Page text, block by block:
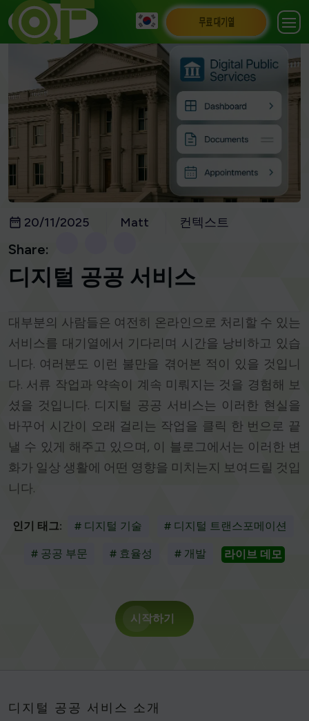
무료 대기열
20/11/2025 Matt 컨텍스트
Share:
디지털 공공 서비스
대부분의 사람들은 여전히 온라인으로 처리할 수 있는
서비스를 대기열에서 기다리며 시간을 낭비하고 있습
니다. 여러분도 이런 불만을 겪어본 적이 있을 것입니
다. 서류 작업과 약속이 계속 미뤄지는 것을 경험해 보
셨을 것입니다. 디지털 공공 서비스는 이러한 현실을
바꾸어 시간이 오래 걸리는 작업을 클릭 한 번으로 끝
낼 수 있게 해주고 있으며, 이 블로그에서는 이러한 변
화가 일상 생활에 어떤 영향을 미치는지 보여드릴 것입
니다.
인기 태그: # 디지털 기술 # 디지털 트랜스포메이션
# 공공 부문 # 효율성 # 개발 라이브 데모
시작하기
디지털 공공 서비스 소개